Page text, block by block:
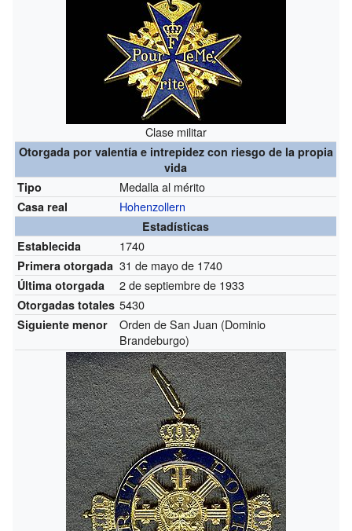
Clase militar
Otorgada por valentía e intrepidez con riesgo de la propia
vida
Tipo
Medalla al mérito
Casa real Hohenzollern
Estadísticas
Establecida
1740
Primera otorgada 31 de mayo de 1740
Última otorgada 2 de septiembre de 1933
Otorgadas totales 5430
Siguiente menor
Orden de San Juan (Dominio
Brandeburgo)